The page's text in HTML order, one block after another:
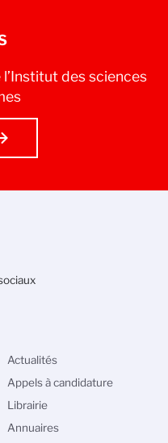
des sciences
Actualités
Appels à candidature
Librairie
Annuaires